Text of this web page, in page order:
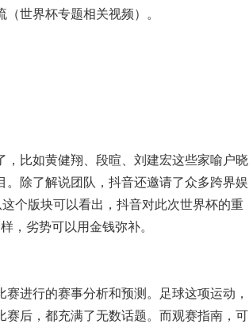
世界杯专题相关视频）。
比如黄健翔、段暄、刘建宏这些家喻户晓
除了解说团队，抖音还邀请了众多跨界娱
个版块可以看出，抖音对此次世界杯的重
，劣势可以用金钱弥补。
进行的赛事分析和预测。足球这项运动，
后，都充满了无数话题。而观赛指南，可